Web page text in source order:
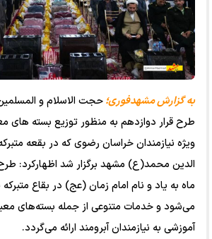
به گزارش مشهدفوری؛حجت الاسلام و
طرح قرار دوازدهم به منظور توزیع بسته های
ویژه نیازمندان خراسان رضوی که در بقعه
الدین محمد(ع) مشهد برگزار شد اظهارکرد:
ماه به یاد و نام امام زمان (عج) در بقاع متبرکه
می‌شود و خدمات متنوعی از جمله بسته‌های
آموزشی به نیازمندان آبرومند ارائه می‌گردد.